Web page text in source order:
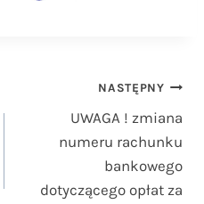
NASTĘPNY
UWAGA ! zmiana
numeru rachunku
bankowego
dotyczącego opłat za